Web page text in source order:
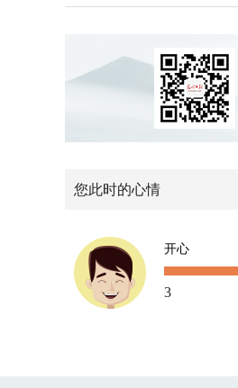
您此时的心情
开心
3